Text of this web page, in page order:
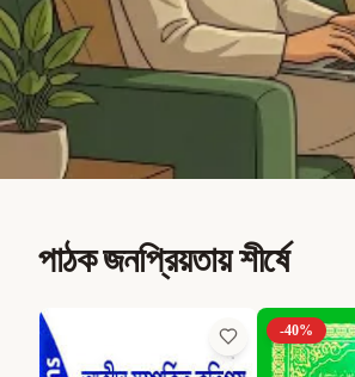
পাঠক জনপ্রিয়তায় শীর্ষে
-40%